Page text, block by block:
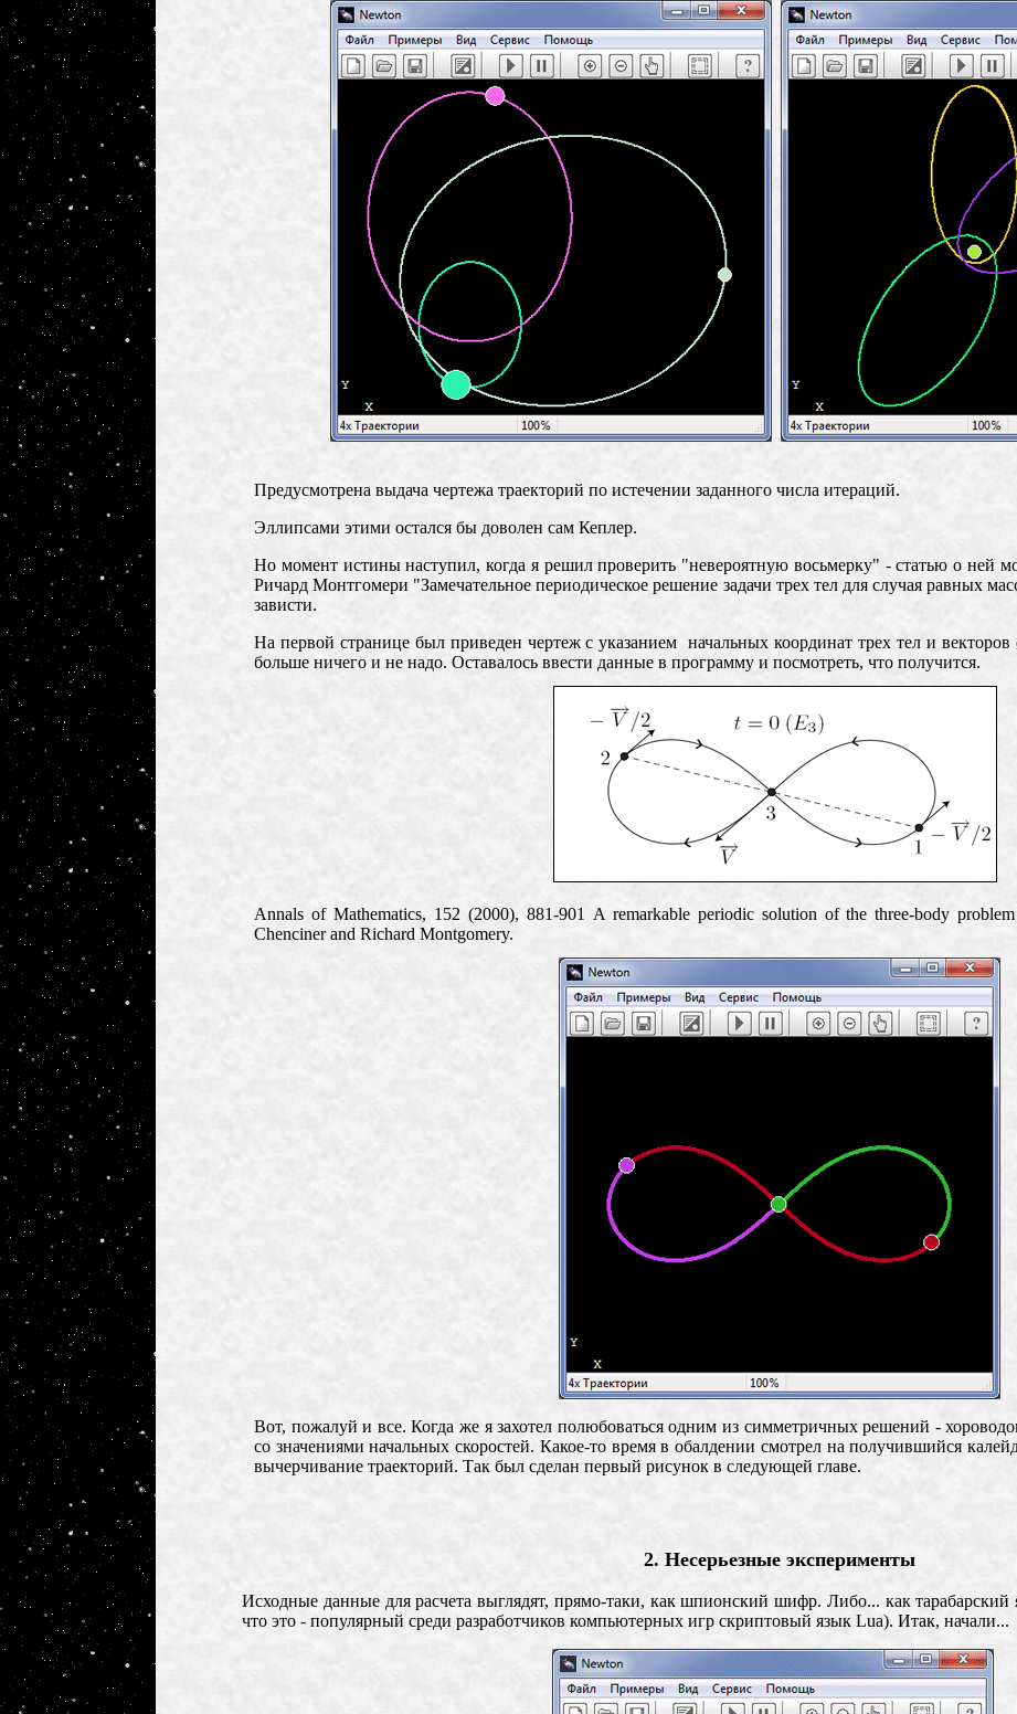
Предусмотрена выдача чертежа траекторий по истечении заданного числа итераций.
Эллипсами этими остался бы доволен сам Кеплер.
Но момент истины наступил, когда я решил проверить "невероятную восьмерку" - статью о
Ричард Монтгомери "Замечательное периодическое решение задачи трех тел для случая равных
зависти.
На первой странице был приведен чертеж с указанием начальных координат трех тел и векторов
больше ничего и не надо. Оставалось ввести данные в программу и посмотреть, что получится.
Annals of Mathematics, 152 (2000), 881-901 A remarkable periodic solution of the three-body problem
Chenciner and Richard Montgomery.
Вот, пожалуй и все. Когда же я захотел полюбоваться одним из симметричных решений -
со значениями начальных скоростей. Какое-то время в обалдении смотрел на получившийся
вычерчивание траекторий. Так был сделан первый рисунок в следующей главе.
2. Несерьезные эксперименты
Исходные данные для расчета выглядят, прямо-таки, как шпионский шифр. Либо... как тарабарский
что это - популярный среди разработчиков компьютерных игр скриптовый язык Lua). Итак, начали...